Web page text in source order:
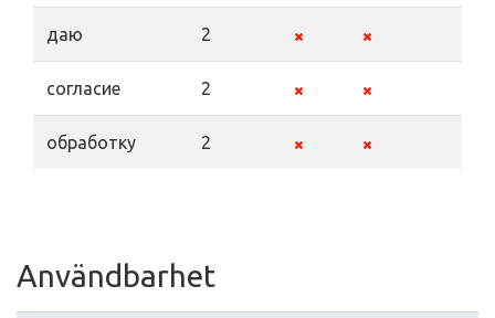
даю 2
согласие 2
обработку 2
Användbarhet